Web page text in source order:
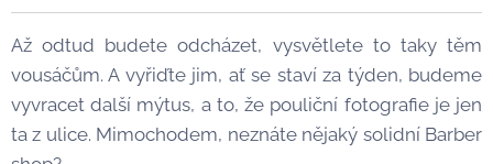
Až odtud budete odcházet, vysvětlete to taky těm
vousáčům. A vyřiďte jim, ať se staví za týden, budeme
vyvracet další mýtus, a to, že pouliční fotografie je jen
ta z ulice. Mimochodem, neznáte nějaký solidní Barber